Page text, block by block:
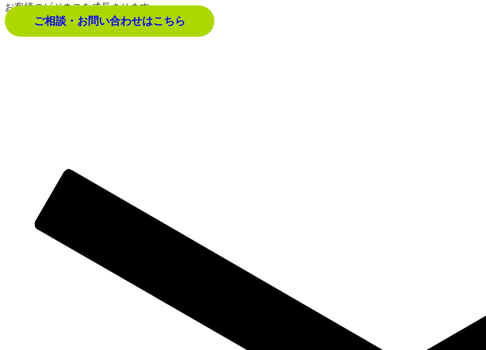
お客様のビジネスを成長させます。
ご相談・お問い合わせはこちら